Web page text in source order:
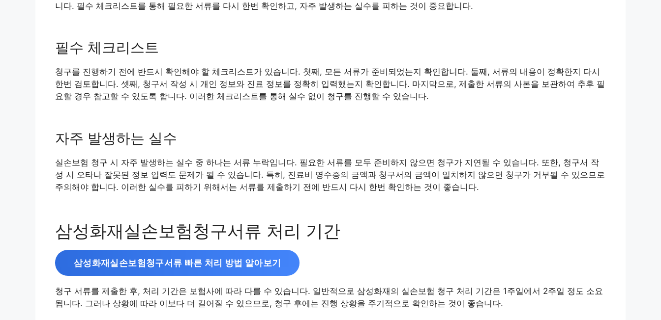
니다. 필수 체크리스트를 통해 필요한 서류를 다시 한번 확인하고, 자주 발생하는 실수를 피하는 것이 중요합니다.
필수 체크리스트
청구를 진행하기 전에 반드시 확인해야 할 체크리스트가 있습니다. 첫째, 모든 서류가 준비되었는지 확인합니다. 둘째, 서류의 내용이 정확한지 다시
한번 검토합니다. 셋째, 청구서 작성 시 개인 정보와 진료 정보를 정확히 입력했는지 확인합니다. 마지막으로, 제출한 서류의 사본을 보관하여 추후 필
요할 경우 참고할 수 있도록 합니다. 이러한 체크리스트를 통해 실수 없이 청구를 진행할 수 있습니다.
자주 발생하는 실수
실손보험 청구 시 자주 발생하는 실수 중 하나는 서류 누락입니다. 필요한 서류를 모두 준비하지 않으면 청구가 지연될 수 있습니다. 또한, 청구서 작
성 시 오타나 잘못된 정보 입력도 문제가 될 수 있습니다. 특히, 진료비 영수증의 금액과 청구서의 금액이 일치하지 않으면 청구가 거부될 수 있으므로
주의해야 합니다. 이러한 실수를 피하기 위해서는 서류를 제출하기 전에 반드시 다시 한번 확인하는 것이 좋습니다.
삼성화재실손보험청구서류 처리 기간
삼성화재실손보험청구서류 빠른 처리 방법 알아보기
청구 서류를 제출한 후, 처리 기간은 보험사에 따라 다를 수 있습니다. 일반적으로 삼성화재의 실손보험 청구 처리 기간은 1주일에서 2주일 정도 소요
됩니다. 그러나 상황에 따라 이보다 더 길어질 수 있으므로, 청구 후에는 진행 상황을 주기적으로 확인하는 것이 좋습니다.